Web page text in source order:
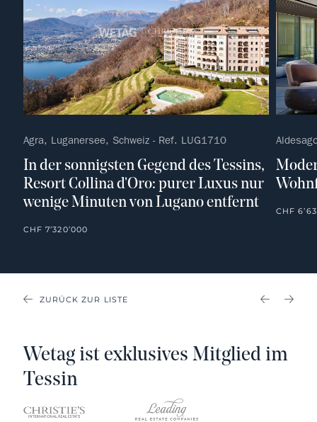
Agra, Luganersee, Schweiz - Ref. LUG1710
In der sonnigsten Gegend des Tessins,
Resort Collina d'Oro: purer Luxus nur
wenige Minuten von Lugano entfernt
CHF 7’320’000
CHF
ZURÜCK ZUR LISTE
Wetag ist exklusives Mitglied im
Tessin